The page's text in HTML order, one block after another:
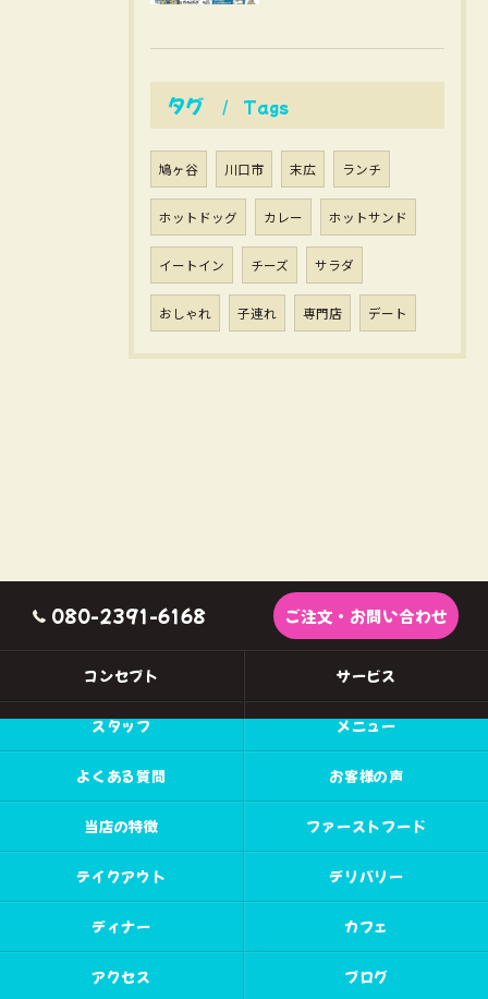
タグ Tags
鳩ヶ谷 川口市 末広 ランチ
ホットドッグ カレー ホットサンド
イートイン チーズ サラダ
おしゃれ 子連れ 専門店 デート
080-2391-6168 ご注文・お問い合わせ
コンセプト サービス
スタッフ メニュー
よくある質問 お客様の声
当店の特徴 ファーストフード
テイクアウト デリバリー
ディナー カフェ
アクセス ブログ